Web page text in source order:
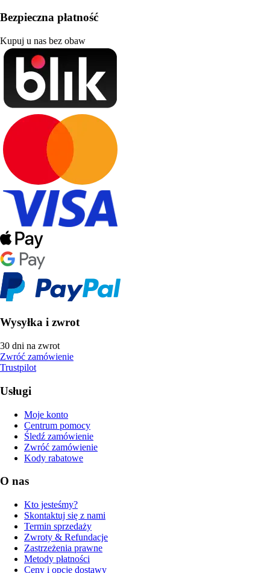
Bezpieczna płatność
Kupuj u nas bez obaw
Wysyłka i zwrot
30 dni na zwrot
Zwróć zamówienie
Trustpilot
Usługi
Moje konto
Centrum pomocy
Śledź zamówienie
Zwróć zamówienie
Kody rabatowe
O nas
Kto jesteśmy?
Skontaktuj się z nami
Termin sprzedaży
Zwroty & Refundacje
Zastrzeżenia prawne
Metody płatności
Ceny i opcje dostawy